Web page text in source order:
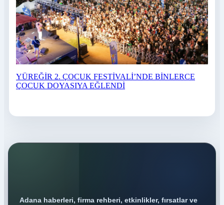
YÜREĞİR 2. ÇOCUK FESTİVALİ’NDE BİNLERCE
ÇOCUK DOYASIYA EĞLENDİ
Adana haberleri, firma rehberi, etkinlikler, fırsatlar ve